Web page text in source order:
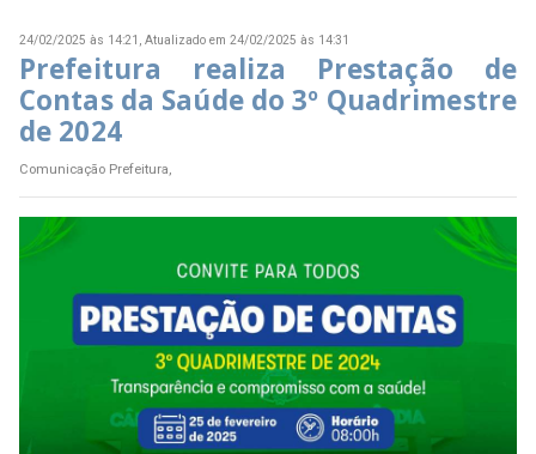
24/02/2025 às 14:21, Atualizado em 24/02/2025 às 14:31
Prefeitura realiza Prestação de
Contas da Saúde do 3º Quadrimestre
de 2024
Comunicação Prefeitura,